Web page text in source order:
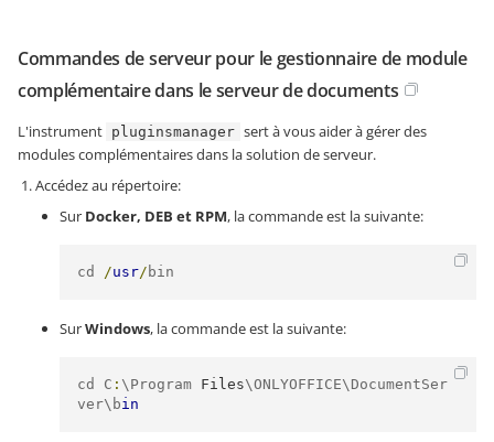
Commandes de serveur pour le gestionnaire de module
complémentaire dans le serveur de documents
L'instrument pluginsmanager sert à vous aider à gérer des
modules complémentaires dans la solution de serveur.
Accédez au répertoire:
Sur Docker, DEB et RPM, la commande est la suivante:
cd /usr/ bin
SurWindows, la commande est la suivante:
cd C : \Program Files\ONLYOFFICE\DocumentSer
ver\bin